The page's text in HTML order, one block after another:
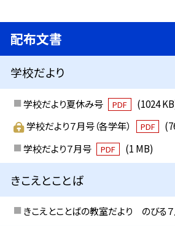
配布文書
学校だより
学校だより夏休み号 PDF
(1024
学校だより７月号（各学年）
PDF
学校だより７月号
PDF (1 MB)
きこえとことば
きこえとことばの教室だより のびる